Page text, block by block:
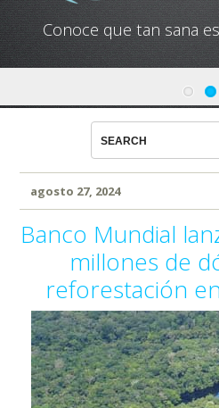
Conoce que tan sana
agosto 27, 2024
Banco Mundial
millones de
reforestación